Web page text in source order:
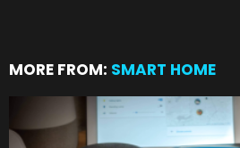
MORE FROM: SMART HOME